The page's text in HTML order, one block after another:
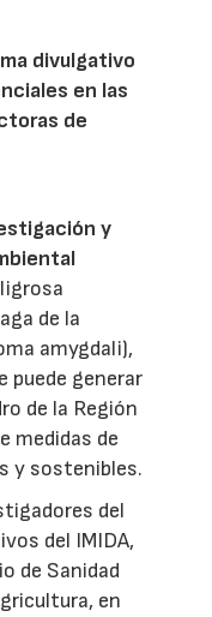
divulgativo
en las
de
y
de la
amygdali),
puede generar
de la Región
medidas de
y sostenibles.
del
del IMIDA,
de Sanidad
en